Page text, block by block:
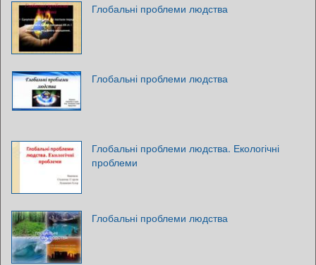
Глобальні проблеми людства
Глобальні проблеми людства
Глобальні проблеми людства. Екологічні
проблеми
Глобальні проблеми людства